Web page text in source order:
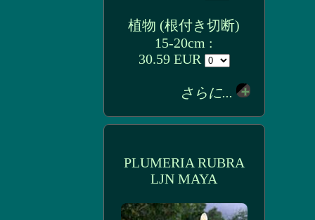
植物 (根付き切断)
15-20cm :
30.59 EUR
さらに...
PLUMERIA RUBRA
LJN MAYA